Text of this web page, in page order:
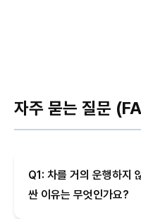
자주 묻는 질문
Q1: 차를 거의 운행하지
싼 이유는 무엇인가요?